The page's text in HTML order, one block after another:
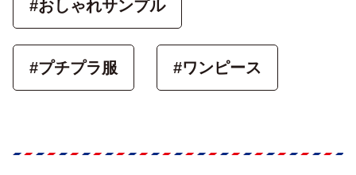
#おしゃれサンプル
#プチプラ服 #ワンピース